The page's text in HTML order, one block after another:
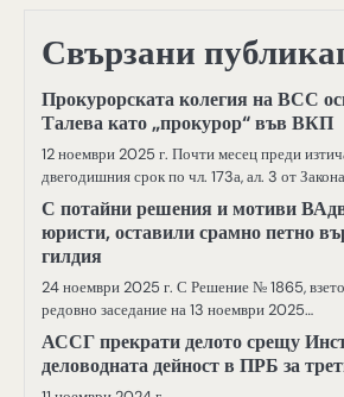
Свързани
Прокурорската колегия на ВСС
Талева като „прокурор“ във ВКП
12 ноември 2025 г. Почти месец преди
двегодишния срок по чл. 173а, ал. 3 от
С потайни решения и мотиви
юристи, оставили срамно петно
гилдия
24 ноември 2025 г. С Решение № 1865,
редовно заседание на 13 ноември 2025…
АССГ прекрати делото срещу
деловодната дейност в ПРБ за